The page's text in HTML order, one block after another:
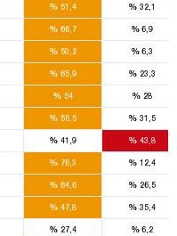
% 51,4 % 32,1
% 66,7 %6,9
% 50,2 %6,3
% 65,9 % 23,3
% 54 %28
% 55,5 % 31,5
% 41,9 % 43,8
% 76,3 % 12,4
% 64,6 % 26,5
% 47,8 % 35,4
% 27,4 %6,2